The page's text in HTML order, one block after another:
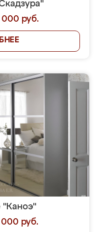
000 руб.
"Каноэ"
000 руб.